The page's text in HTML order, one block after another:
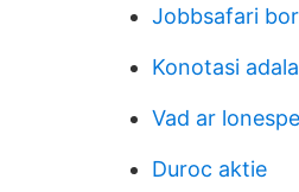
Jobbsafari
Konotasi
Vad ar
Duroc aktie